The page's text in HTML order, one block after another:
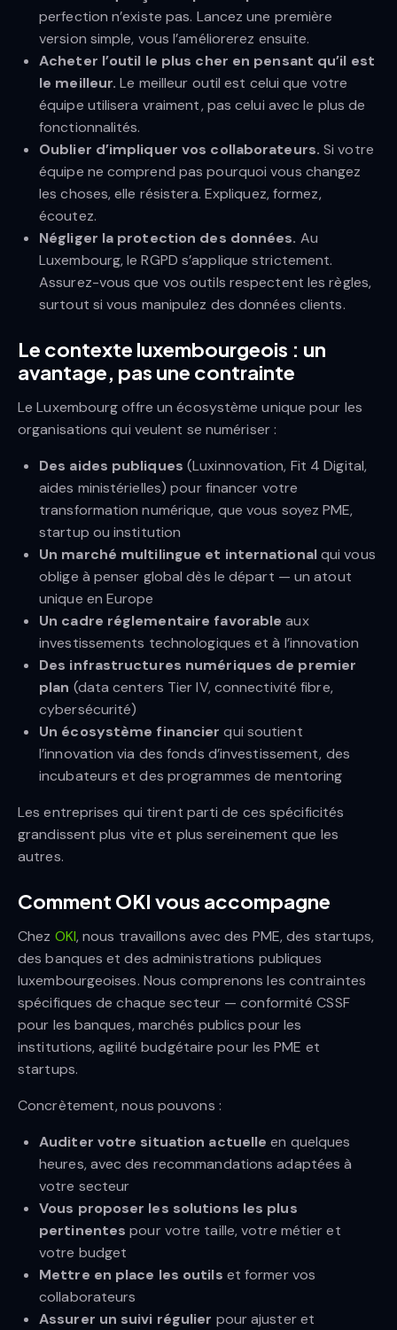
perfection n’existe pas. Lancez une première
version simple, vous l’améliorerez ensuite.
Acheter l’outil le plus cher en pensant qu’il est
le meilleur. Le meilleur outil est celui que votre
équipe utilisera vraiment, pas celui avec le plus de
fonctionnalités.
Oublier d’impliquer vos collaborateurs. Si votre
équipe ne comprend pas pourquoi vous changez
les choses, elle résistera. Expliquez, formez,
écoutez.
Négliger la protection des données. Au
Luxembourg, le RGPD s’applique strictement.
Assurez-vous que vos outils respectent les règles,
surtout si vous manipulez des données clients.
Le contexte luxembourgeois : un
avantage, pas une contrainte
Le Luxembourg offre un écosystème unique pour les
organisations qui veulent se numériser :
Des aides publiques (Luxinnovation, Fit 4 Digital,
aides ministérielles) pour financer votre
transformation numérique, que vous soyez PME,
startup ou institution
Un marché multilingue et internationalqui vous
oblige à penser global dès le départ — un atout
unique en Europe
Un cadre réglementaire favorable aux
investissements technologiques et à l’innovation
Des infrastructures numériques de premier
plan (data centers Tier IV, connectivité fibre,
cybersécurité)
Un écosystème financier qui soutient
l’innovation via des fonds d’investissement, des
incubateurs et des programmes de mentoring
Les entreprises qui tirent parti de ces spécificités
grandissent plus vite et plus sereinement que les
autres.
Comment OKI vous accompagne
Chez OKI, nous travaillons avec des PME, des startups,
des banques et des administrations publiques
luxembourgeoises. Nous comprenons les contraintes
spécifiques de chaque secteur — conformité CSSF
pour les banques, marchés publics pour les
institutions, agilité budgétaire pour les PME et
startups.
Concrètement, nous pouvons :
Auditer votre situation actuelle en quelques
heures, avec des recommandations adaptées à
votre secteur
Vous proposer les solutions les plus
pertinentes pour votre taille, votre métier et
votre budget
Mettre en place les outils et former vos
collaborateurs
Assurer un suivi régulier pour ajuster et